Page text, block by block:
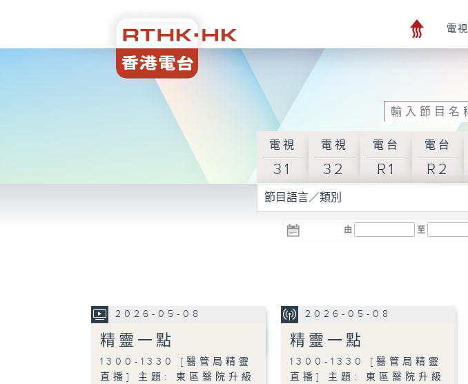
電視
電視
31
電視
32
電台
R1
電台
R2
節目語言／類別
由 至
2026-05-08
精靈一點
1300-1330 [醫管局精靈
直播] 主題: 東區醫院升級
2026-05-08
精靈一點
1300-1330 [醫管局精靈
直播] 主題: 東區醫院升級